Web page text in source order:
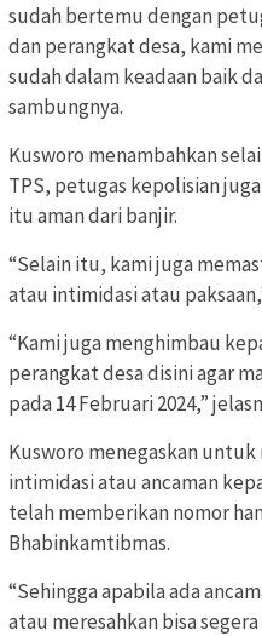
sudah bertemu dengan
dan perangkat desa, kami
sudah dalam keadaan baik
sambungnya.
Kusworo menambahkan
TPS, petugas kepolisian
itu aman dari banjir.
“Selain itu, kami juga
atau intimidasi atau
“Kami juga menghimbau
perangkat desa disini agar
pada 14 Februari 2024,”
Kusworo menegaskan
intimidasi atau ancaman
telah memberikan nomor
Bhabinkamtibmas.
“Sehingga apabila ada
atau meresahkan bisa